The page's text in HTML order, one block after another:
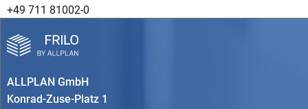
+49 711 81002-0
ALLPLAN GmbH
Konrad-Zuse-Platz 1